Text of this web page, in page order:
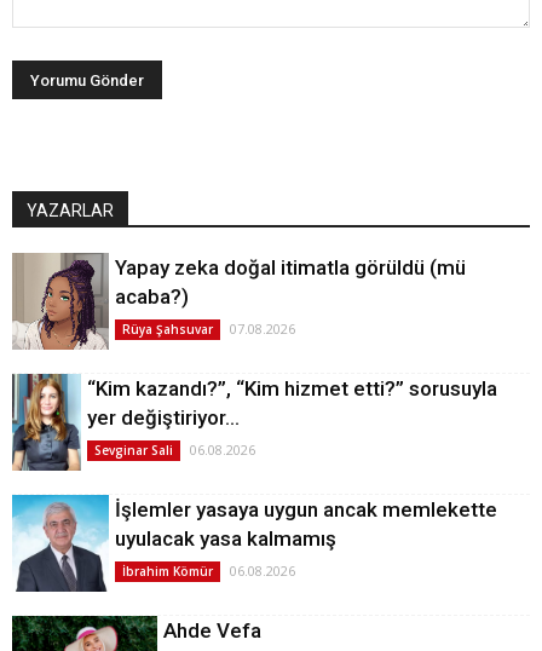
YAZARLAR
Yapay zeka doğal itimatla görüldü (mü
acaba?)
Rüya Şahsuvar 07.08.2026
“Kim kazandı?”, “Kim hizmet etti?” sorusuyla
yer değiştiriyor…
Sevginar Sali 06.08.2026
İşlemler yasaya uygun ancak memlekette
uyulacak yasa kalmamış
İbrahim Kömür 06.08.2026
Ahde Vefa